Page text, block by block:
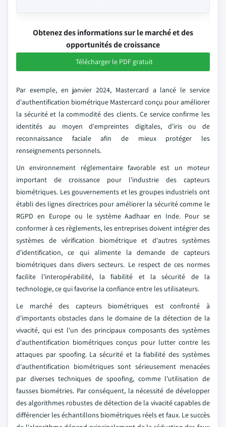
Obtenez des informations sur le marché et des
opportunités de croissance
Télécharger le PDF gratuit
Par exemple, en janvier 2024, Mastercard a lancé le service
d'authentification biométrique Mastercard conçu pour améliorer
la sécurité et la commodité des clients. Ce service confirme les
identités au moyen d'empreintes digitales, d'iris ou de
reconnaissance faciale afin de mieux protéger les
renseignements personnels.
Un environnement réglementaire favorable est un moteur
important de croissance pour l'industrie des capteurs
biométriques. Les gouvernements et les groupes industriels ont
établi des lignes directrices pour améliorer la sécurité comme le
RGPD en Europe ou le système Aadhaar en Inde. Pour se
conformer à ces règlements, les entreprises doivent intégrer des
systèmes de vérification biométrique et d'autres systèmes
d'identification, ce qui alimente la demande de capteurs
biométriques dans divers secteurs. Le respect de ces normes
facilite l'interopérabilité, la fiabilité et la sécurité de la
technologie, ce qui favorise la confiance entre les utilisateurs.
Le marché des capteurs biométriques est confronté à
d'importants obstacles dans le domaine de la détection de la
vivacité, qui est l'un des principaux composants des systèmes
d'authentification biométriques conçus pour lutter contre les
attaques par spoofing. La sécurité et la fiabilité des systèmes
d'authentification biométriques sont sérieusement menacées
par diverses techniques de spoofing, comme l'utilisation de
fausses biométries. Par conséquent, la nécessité de développer
des algorithmes robustes de détection de la vivacité capables de
différencier les échantillons biométriques réels et faux. Le succès